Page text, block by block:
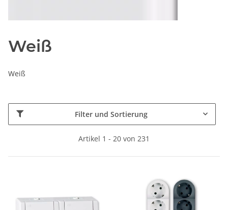
Weiß
Weiß
Filter und Sortierung
Artikel 1 - 20 von 231